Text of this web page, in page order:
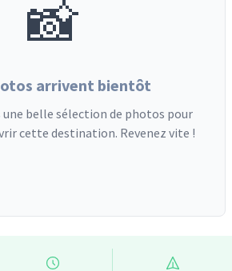
📸
arrivent bientôt
une belle sélection de photos pour
cette destination. Revenez vite !